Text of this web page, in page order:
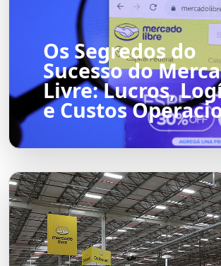
Os Segredos do
Sucesso do
Livre: Lucros,
e Custos